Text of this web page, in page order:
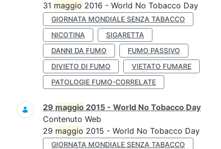
31 maggio 2016 - World No Tobacco Day
GIORNATA MONDIALE SENZA TABACCO
NICOTINA
SIGARETTA
DANNI DA FUMO
FUMO PASSIVO
DIVIETO DI FUMO
VIETATO FUMARE
PATOLOGIE FUMO-CORRELATE
29 maggio 2015 - World No Tobacco Day
Contenuto Web
29 maggio 2015 - World No Tobacco Day
GIORNATA MONDIALE SENZA TABACCO